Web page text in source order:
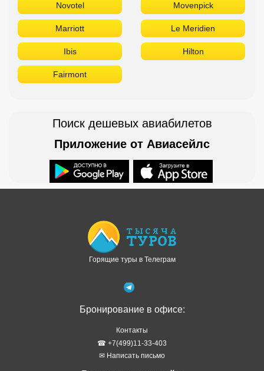
Поиск дешевых авиабилетов
Приложение от Авиасейлс
Горящие туры в Телеграм
☎ +7(499)11-33-403
✉ Написать письмо
Бронирование онлайн:
Туры в рассрочку
Правовая информация
Политика обработки персональных данных
Подбор тура в WhatsApp